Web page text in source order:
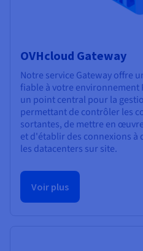
OVHcloud Gateway
Notre service Gateway offre
fiable à votre environnement
un point central pour la
permettant de contrôler les
sortantes, de mettre en
et d'établir des connexions à
les datacenters sur site.
Voir plus